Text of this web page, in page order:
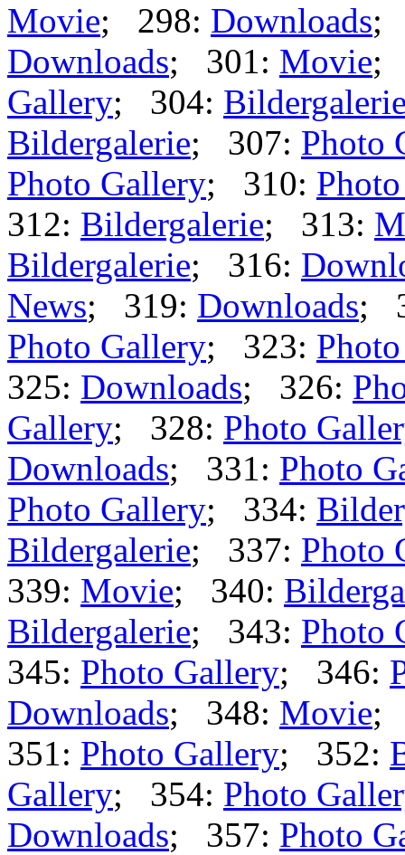
Movie; 298: Downloads;
Downloads; 301: Movie;
Gallery; 304:
Bildergalerie; 307: Photo
Photo Gallery; 310:
312: Bildergalerie; 313:
Bildergalerie; 316:
News; 319: Downloads;
Photo Gallery; 323:
325: Downloads; 326:
Gallery; 328: Photo
Downloads; 331: Photo
Photo Gallery; 334:
Bildergalerie; 337: Photo
339: Movie; 340:
Bildergalerie; 343: Photo
345: Photo Gallery; 346:
Downloads; 348: Movie;
351: Photo Gallery; 352:
Gallery; 354: Photo
Downloads; 357: Photo